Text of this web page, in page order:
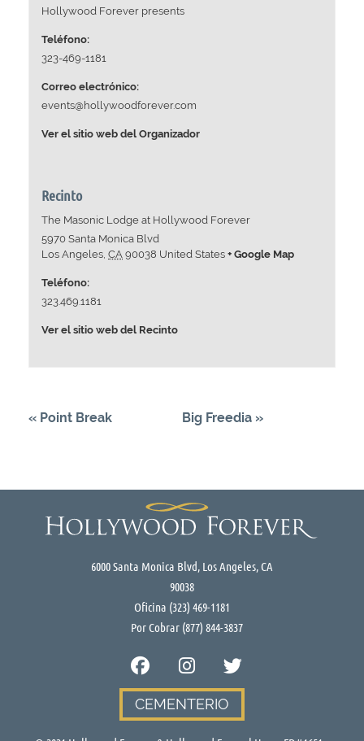
Recinto
The Masonic Lodge at Hollywood Forever
5970 Santa Monica Blvd
Los Angeles, CA 90038 United States + Google Map
Teléfono:
323.469.1181
Ver el sitio web del Recinto
Hollywood Forever presents
Teléfono:
323-469-1181
Correo electrónico:
events@hollywoodforever.com
Ver el sitio web del Organizador
« Point Break Big Freedia »
6000 Santa Monica Blvd, Los Angeles, CA
90038
Oficina (323) 469-1181
Por Cobrar (877) 844-3837
CEMENTERIO